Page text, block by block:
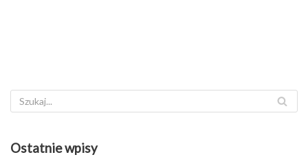
Ostatnie wpisy